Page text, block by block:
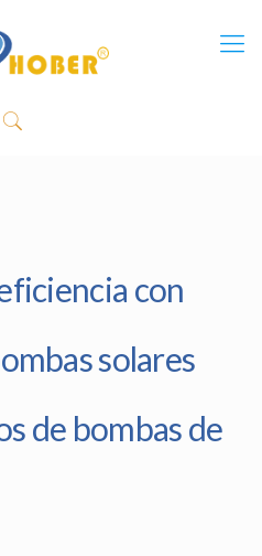
con
solares
de bombas de